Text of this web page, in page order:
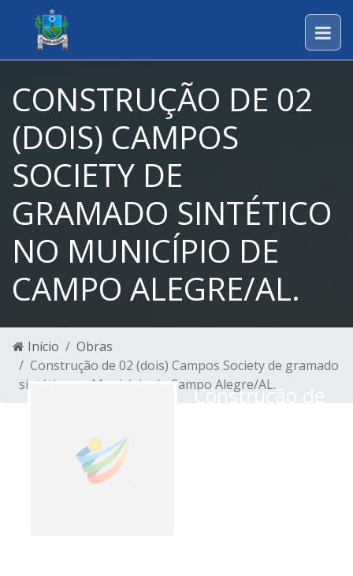
CONSTRUÇÃO DE 02
(DOIS) CAMPOS
SOCIETY DE
GRAMADO SINTÉTICO
NO MUNICÍPIO DE
CAMPO ALEGRE/AL.
Início
Obras
Construção de 02 (dois) Campos Society de gramado
sintético no Município de Campo Alegre/AL.
Construção de